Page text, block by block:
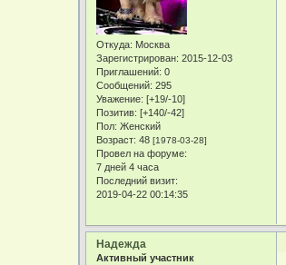
Откуда: Москва
Зарегистрирован: 2015-12-03
Приглашений: 0
Сообщений: 295
Уважение: [+19/-10]
Позитив: [+140/-42]
Пол: Женский
Возраст: 48[1978-03-28]
Провел на форуме:
7 дней 4 часа
Последний визит:
2019-04-22 00:14:35
Надежда
Активный участник